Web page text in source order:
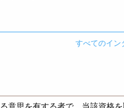
すべてのイン
意思を有する者で、当該資格